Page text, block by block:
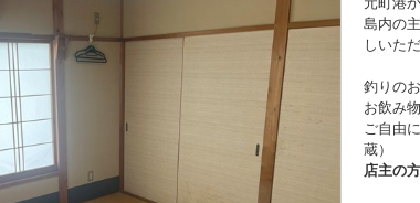
島内の
しいた
釣りの
お飲み
ご自由
蔵）
店主の